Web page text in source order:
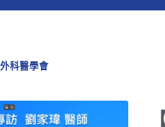
科醫學會